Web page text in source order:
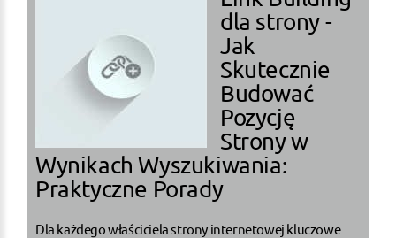
dla strony -
Jak
Skutecznie
Budować
Pozycję
Strony w
Wynikach Wyszukiwania:
Praktyczne Porady
Dla każdego właściciela strony internetowej kluczowe